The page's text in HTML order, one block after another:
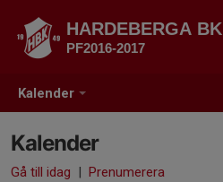
Kalender
HARDEBERGA BK
PF2016-2017
Kalender
Gå till idag | Prenumerera